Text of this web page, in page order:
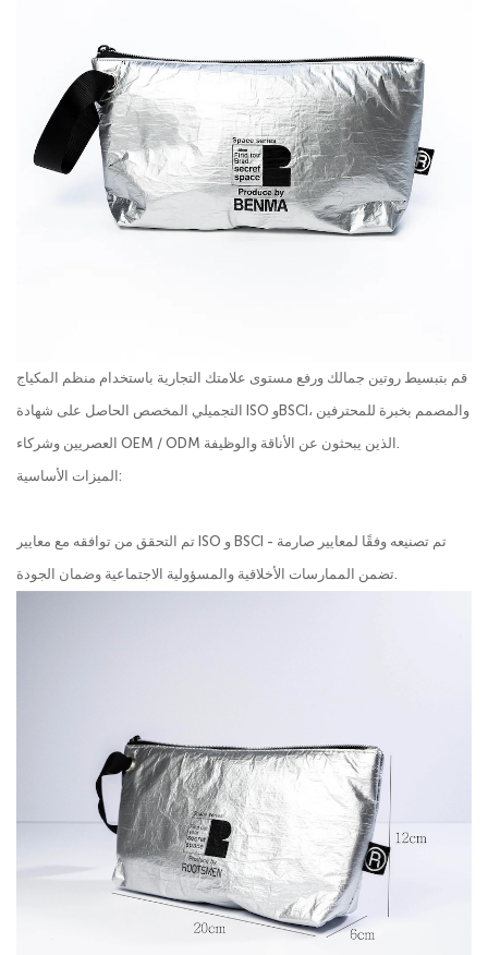
قم بتبسيط روتين جمالك ورفع مستوى علامتك التجارية باستخدام منظم المكياج
التجميلي المخصص الحاصل على شهادة ISO وBSCI، والمصمم بخبرة للمحترفين
الميزات الأساسية:
تم التحقق من توافقه مع معايير ISO و BSCI - تم تصنيعه وفقًا لمعايير صارمة